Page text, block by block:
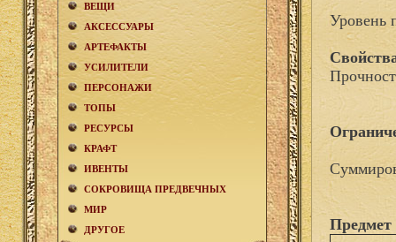
ВЕЩИ
АКCЕСCУАРЫ
АРТЕФАКТЫ
УСИЛИТЕЛИ
ПЕРСОНАЖИ
ТОПЫ
РЕСУРСЫ
КРАФТ
ИВЕНТЫ
СОКРОВИЩА ПРЕДВЕЧНЫХ
МИР
ДРУГОЕ
Уровень
Предмет